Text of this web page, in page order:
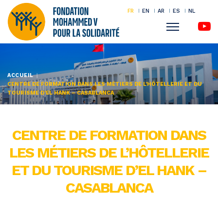
contenu
principal
FR EN AR ES NL
Menu
ACCUEIL
CENTRE DE FORMATION DANS LES MÉTIERS DE L’HÔTELLERIE ET DU
TOURISME D’EL HANK – CASABLANCA
CENTRE DE FORMATION DANS
LES MÉTIERS DE L’HÔTELLERIE
ET DU TOURISME D’EL HANK –
CASABLANCA